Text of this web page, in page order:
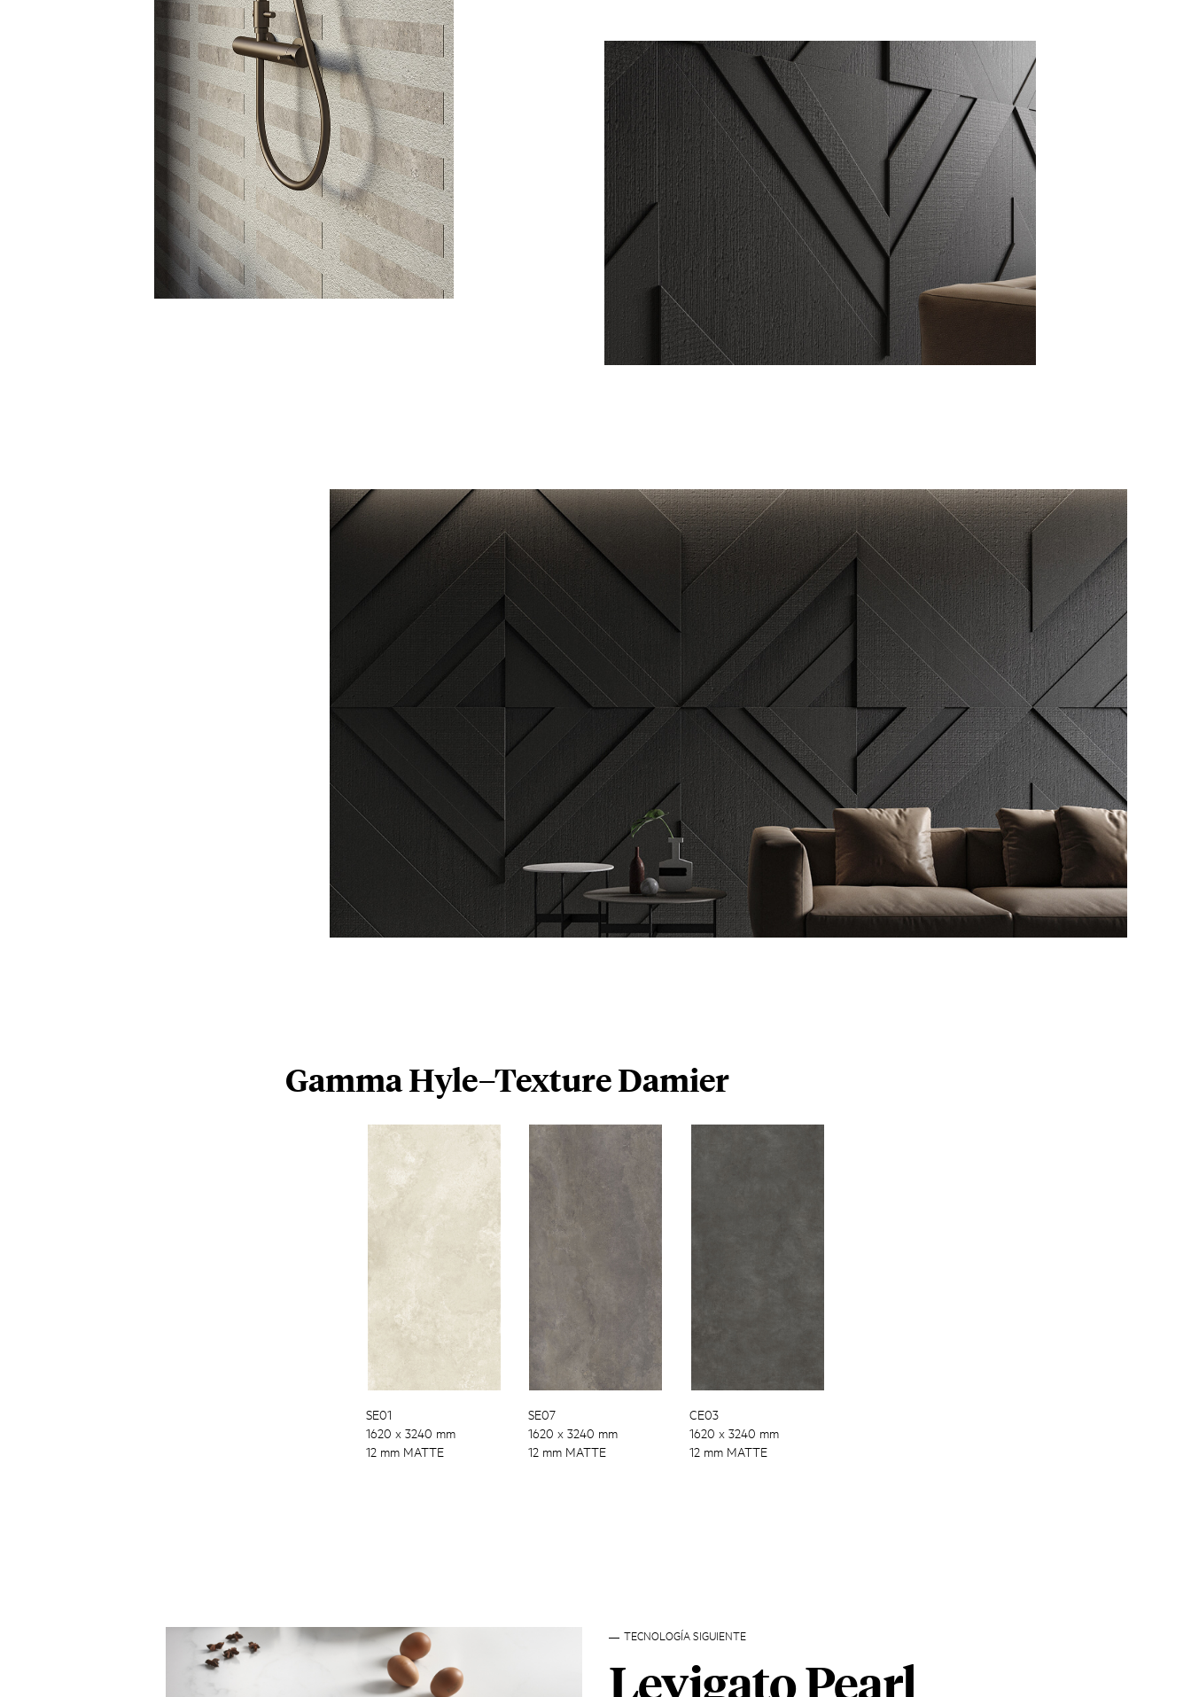
Gamma Hyle–Texture Damier
SE01
1620 x 3240 mm
12 mm MATTE
SE07
1620 x 3240 mm
12 mm MATTE
CE03
1620 x 3240 mm
12 mm MATTE
TECNOLOGÍA SIGUIENTE
Levigato Pearl